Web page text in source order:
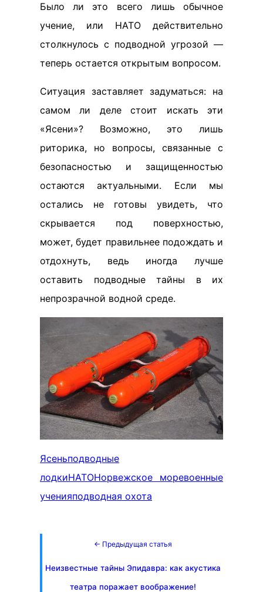
Было ли это всего лишь обычное
учение, или НАТО действительно
столкнулось с подводной угрозой —
теперь остается открытым вопросом.
Ситуация заставляет задуматься: на
самом ли деле стоит искать эти
«Ясени»? Возможно, это лишь
риторика, но вопросы, связанные с
безопасностью и защищенностью
остаются актуальными. Если мы
остались не готовы увидеть, что
скрывается под поверхностью,
может, будет правильнее подождать и
отдохнуть, ведь иногда лучше
оставить подводные тайны в их
непрозрачной водной среде.
Ясеньподводные
лодкиНАТОНорвежское моревоенные
ученияподводная охота
← Предыдущая статья
Неизвестные тайны Эпидавра: как акустика
театра поражает воображение!